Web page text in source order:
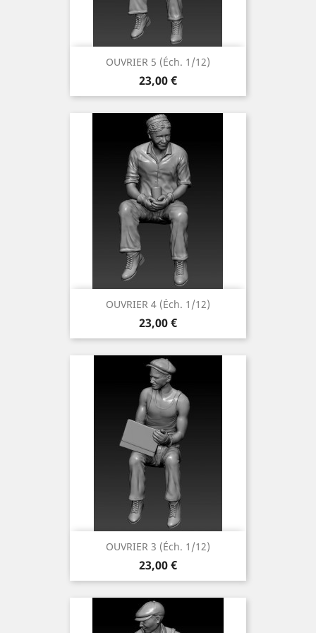
OUVRIER 5 (éch. 1/12)
Prix
23,00 €
OUVRIER 4 (éch. 1/12)
Prix
23,00 €
OUVRIER 3 (éch. 1/12)
Prix
23,00 €